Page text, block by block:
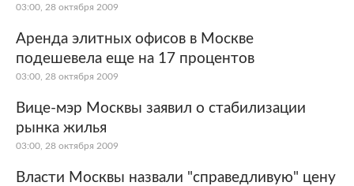
03:00, 28 октября 2009
Аренда элитных офисов в Москве
подешевела еще на 17 процентов
03:00, 28 октября 2009
Вице-мэр Москвы заявил о стабилизации
рынка жилья
03:00, 28 октября 2009
Власти Москвы назвали "справедливую" цену